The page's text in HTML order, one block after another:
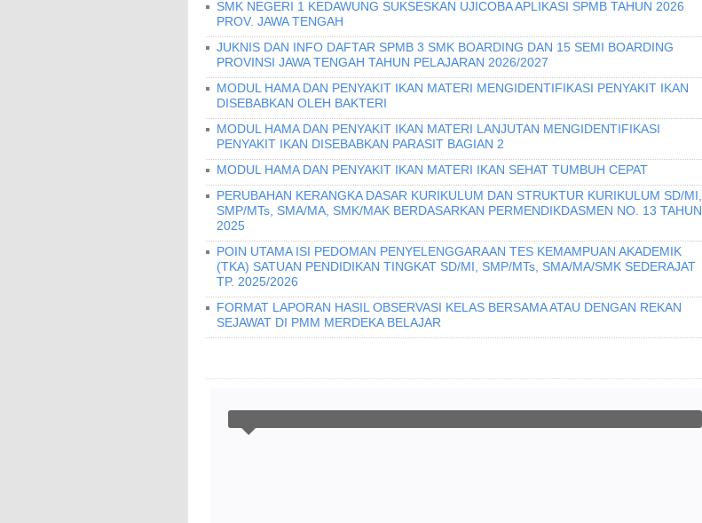
SMK NEGERI 1 KEDAWUNG SUKSESKAN UJICOBA APLIKASI SPMB TAHUN 2026
PROV. JAWA TENGAH
JUKNIS DAN INFO DAFTAR SPMB 3 SMK BOARDING DAN 15 SEMI BOARDING
PROVINSI JAWA TENGAH TAHUN PELAJARAN 2026/2027
MODUL HAMA DAN PENYAKIT IKAN MATERI MENGIDENTIFIKASI PENYAKIT IKAN
DISEBABKAN OLEH BAKTERI
MODUL HAMA DAN PENYAKIT IKAN MATERI LANJUTAN MENGIDENTIFIKASI
PENYAKIT IKAN DISEBABKAN PARASIT BAGIAN 2
MODUL HAMA DAN PENYAKIT IKAN MATERI IKAN SEHAT TUMBUH CEPAT
PERUBAHAN KERANGKA DASAR KURIKULUM DAN STRUKTUR KURIKULUM SD/MI,
SMP/MTs, SMA/MA, SMK/MAK BERDASARKAN PERMENDIKDASMEN NO. 13 TAHUN
2025
POIN UTAMA ISI PEDOMAN PENYELENGGARAAN TES KEMAMPUAN AKADEMIK
(TKA) SATUAN PENDIDIKAN TINGKAT SD/MI, SMP/MTs, SMA/MA/SMK SEDERAJAT
TP. 2025/2026
FORMAT LAPORAN HASIL OBSERVASI KELAS BERSAMA ATAU DENGAN REKAN
SEJAWAT DI PMM MERDEKA BELAJAR